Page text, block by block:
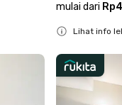
mulai dari
Lihat info